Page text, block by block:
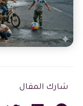
شارك المقال